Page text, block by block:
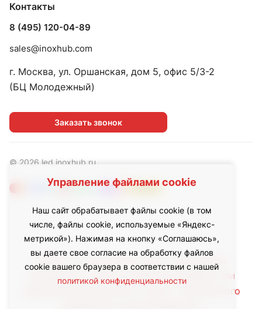
Управление файлами cookie
Наш сайт обрабатывает файлы cookie (в том
числе, файлы cookie, используемые «Яндекс-
метрикой»). Нажимая на кнопку «Соглашаюсь»,
вы даете свое согласие на обработку файлов
cookie вашего браузера в соответствии с нашей
политикой конфиденциальности
Контакты
8 (495) 120-04-89
sales@inoxhub.com
г. Москва, ул. Оршанская, дом 5, офис 5/3-2
(БЦ Молодежный)
Заказать звонок
© 2026 led.inoxhub.ru
Любое использование либо копирование
материалов с сайта, элементов дизайна или
оформления допускается лишь с письменного